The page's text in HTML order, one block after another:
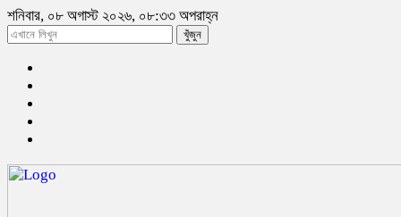
শনিবার, ০৮ অগাস্ট ২০২৬, ০৮:৩৩ অপরাহ্ন
খুঁজুন